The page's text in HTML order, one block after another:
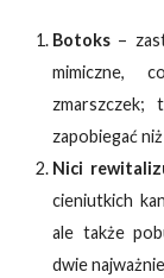
Botoks –
mimiczne,
zmarszczek;
zapobiegać
Nici
cieniutkich
ale także
dwie